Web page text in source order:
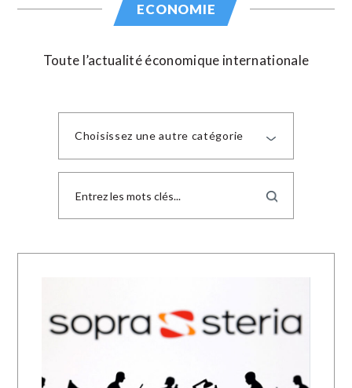
ECONOMIE
Toute l’actualité économique internationale
Choisissez une autre catégorie